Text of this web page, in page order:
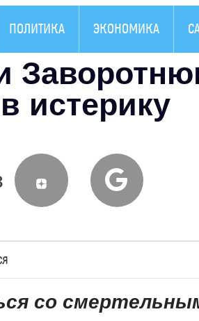
ПОЛИТИКА ЭКОНОМИКА
истерику
со